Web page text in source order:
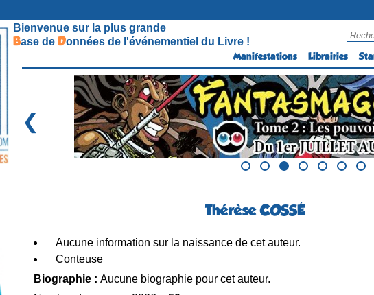
Bienvenue sur la plus grande
Base de Données de l'événementiel du Livre !
Manifestations
Librairies
❮
Thérèse COSSÉ
Aucune information sur la naissance de cet auteur.
Conteuse
Biographie : Aucune biographie pour cet auteur.